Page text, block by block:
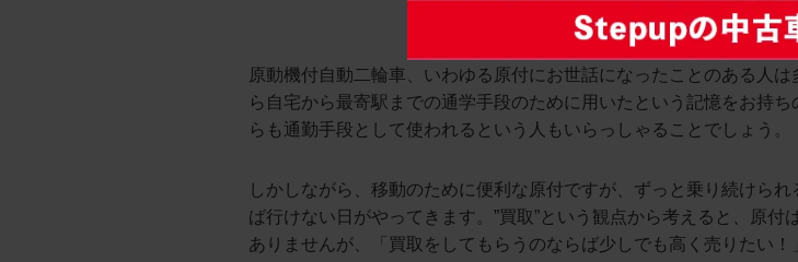
原動機付自動二輪車、いわゆる原付にお世話になったことのある人
ら自宅から最寄駅までの通学手段のために用いたという記憶をお持
らも通勤手段として使われるという人もいらっしゃることでしょう。
しかしながら、移動のために便利な原付ですが、ずっと乗り続けら
ば行けない日がやってきます。”買取”という観点から考えると、原
ありませんが、「買取をしてもらうのならば少しでも高く売りたい！